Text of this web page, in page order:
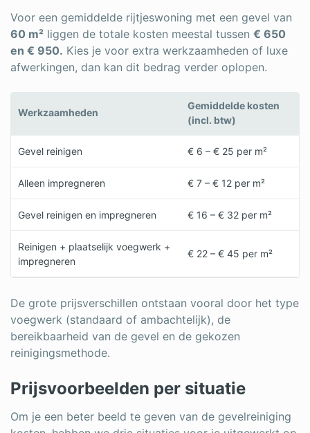
Voor een gemiddelde rijtjeswoning met een gevel van
60 m² liggen de totale kosten meestal tussen € 650
en € 950. Kies je voor extra werkzaamheden of luxe
afwerkingen, dan kan dit bedrag verder oplopen.
Werkzaamheden
Gemiddelde kosten
(incl. btw)
Gevel reinigen € 6 – € 25 per m²
Alleen impregneren € 7 – € 12 per m²
Gevel reinigen en impregneren € 16 – € 32 per m²
Reinigen + plaatselijk voegwerk +
impregneren
€ 22 – € 45 per m²
De grote prijsverschillen ontstaan vooral door het type
voegwerk (standaard of ambachtelijk), de
bereikbaarheid van de gevel en de gekozen
reinigingsmethode.
Prijsvoorbeelden per situatie
Om je een beter beeld te geven van de gevelreiniging